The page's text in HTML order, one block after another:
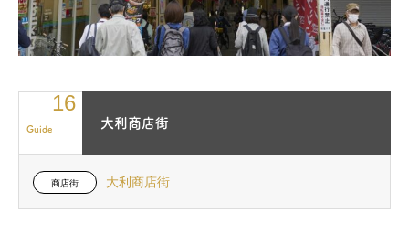
Guide
16
大利商店街
商店街 大利商店街